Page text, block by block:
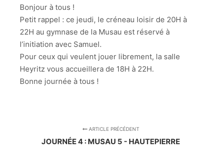
Bonjour à tous !
Petit rappel : ce jeudi, le créneau loisir de 20H à
22H au gymnase de la Musau est réservé à
l’initiation avec Samuel.
Pour ceux qui veulent jouer librement, la salle
Heyritz vous accueillera de 18H à 22H.
Bonne journée à tous !
ARTICLE PRÉCÉDENT
JOURNÉE 4 : MUSAU 5 - HAUTEPIERRE